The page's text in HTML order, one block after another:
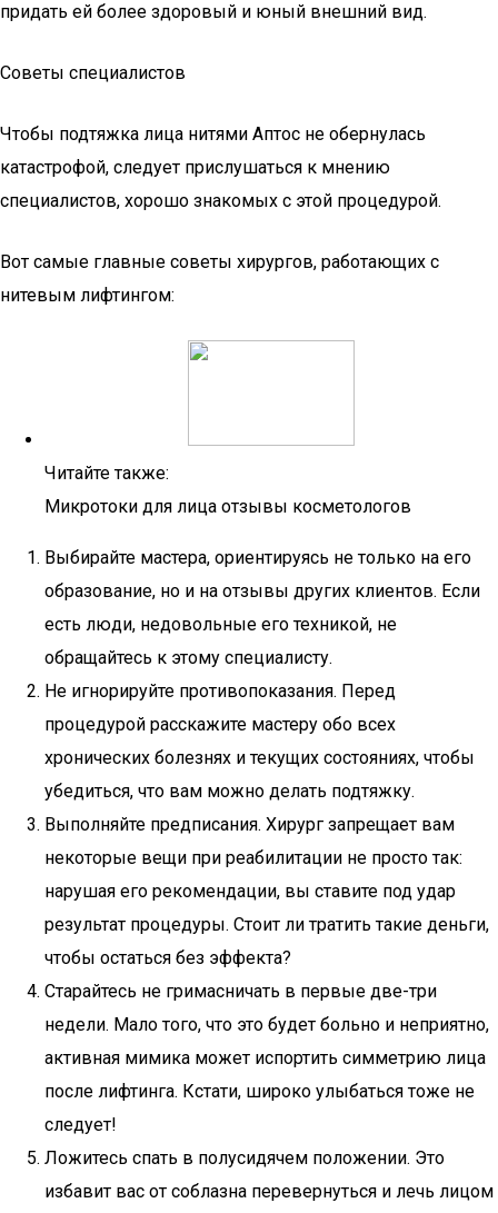
придать ей более здоровый и юный внешний вид.
Советы специалистов
Чтобы подтяжка лица нитями Аптос не обернулась
катастрофой, следует прислушаться к мнению
специалистов, хорошо знакомых с этой процедурой.
Вот самые главные советы хирургов, работающих с
нитевым лифтингом:
Читайте также:
Микротоки для лица отзывы косметологов
Выбирайте мастера, ориентируясь не только на его
образование, но и на отзывы других клиентов. Если
есть люди, недовольные его техникой, не
обращайтесь к этому специалисту.
Не игнорируйте противопоказания. Перед
процедурой расскажите мастеру обо всех
хронических болезнях и текущих состояниях, чтобы
убедиться, что вам можно делать подтяжку.
Выполняйте предписания. Хирург запрещает вам
некоторые вещи при реабилитации не просто так:
нарушая его рекомендации, вы ставите под удар
результат процедуры. Стоит ли тратить такие деньги,
чтобы остаться без эффекта?
Старайтесь не гримасничать в первые две-три
недели. Мало того, что это будет больно и неприятно,
активная мимика может испортить симметрию лица
после лифтинга. Кстати, широко улыбаться тоже не
следует!
Ложитесь спать в полусидячем положении. Это
избавит вас от соблазна перевернуться и лечь лицом